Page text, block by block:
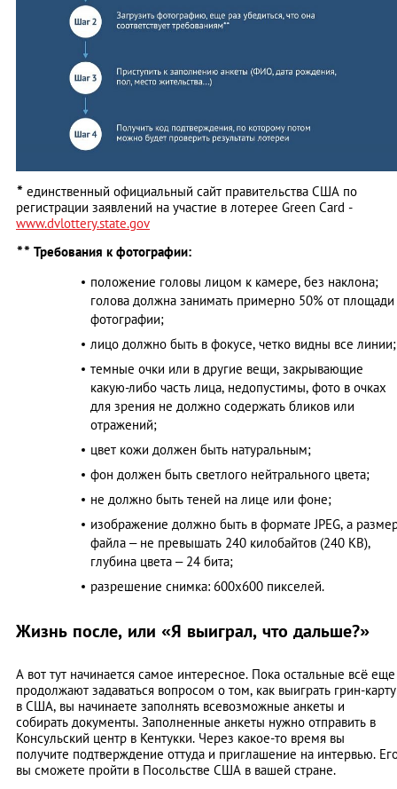
* единственный официальный сайт правительства США по
регистрации заявлений на участие в лотерее Green Card -
www.dvlottery.state.gov
** Требования к фотографии:
положение головы лицом к камере, без наклона;
голова должна занимать примерно 50% от площади
фотографии;
лицо должно быть в фокусе, четко видны все линии;
темные очки или в другие вещи, закрывающие
какую-либо часть лица, недопустимы, фото в очках
для зрения не должно содержать бликов или
отражений;
цвет кожи должен быть натуральным;
фон должен быть светлого нейтрального цвета;
не должно быть теней на лице или фоне;
изображение должно быть в формате JPEG, а
файла – не превышать 240 килобайтов (240 KB),
глубина цвета – 24 бита;
разрешение снимка: 600х600 пикселей.
Жизнь после, или «Я выиграл, что дальше?»
А вот тут начинается самое интересное. Пока остальные всё еще
продолжают задаваться вопросом о том, как выиграть грин-карту
в США, вы начинаете заполнять всевозможные анкеты и
собирать документы. Заполненные анкеты нужно отправить в
Консульский центр в Кентукки. Через какое-то время вы
получите подтверждение оттуда и приглашение на интервью.
вы сможете пройти в Посольстве США в вашей стране.